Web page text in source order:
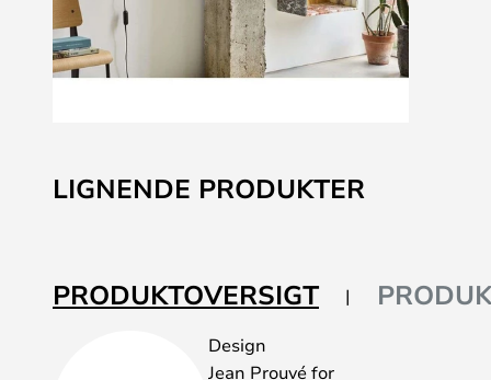
til
starten
LIGNENDE PRODUKTER
PRODUKTOVERSIGT
Design
Jean Prouvé for